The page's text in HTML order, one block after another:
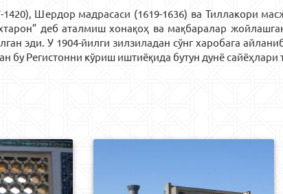
Шердор мадрасаси (1619-1636) ва Тиллакори
деб аталмиш хонақоҳ ва мақбаралар
эди. У 1904-йилги зилзиладан сўнг харобага
бу Регистонни кўриш иштиёқида бутун дунё